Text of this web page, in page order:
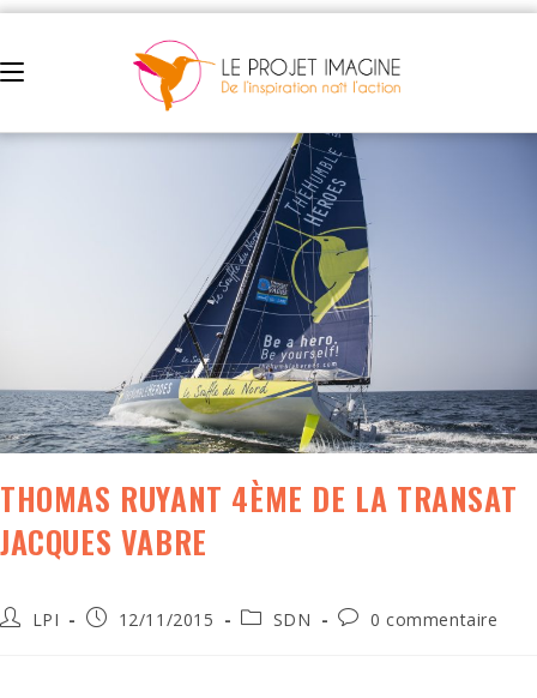
THOMAS RUYANT 4ÈME DE LA TRANSAT
JACQUES VABRE
LPI 12/11/2015 SDN 0 commentaire